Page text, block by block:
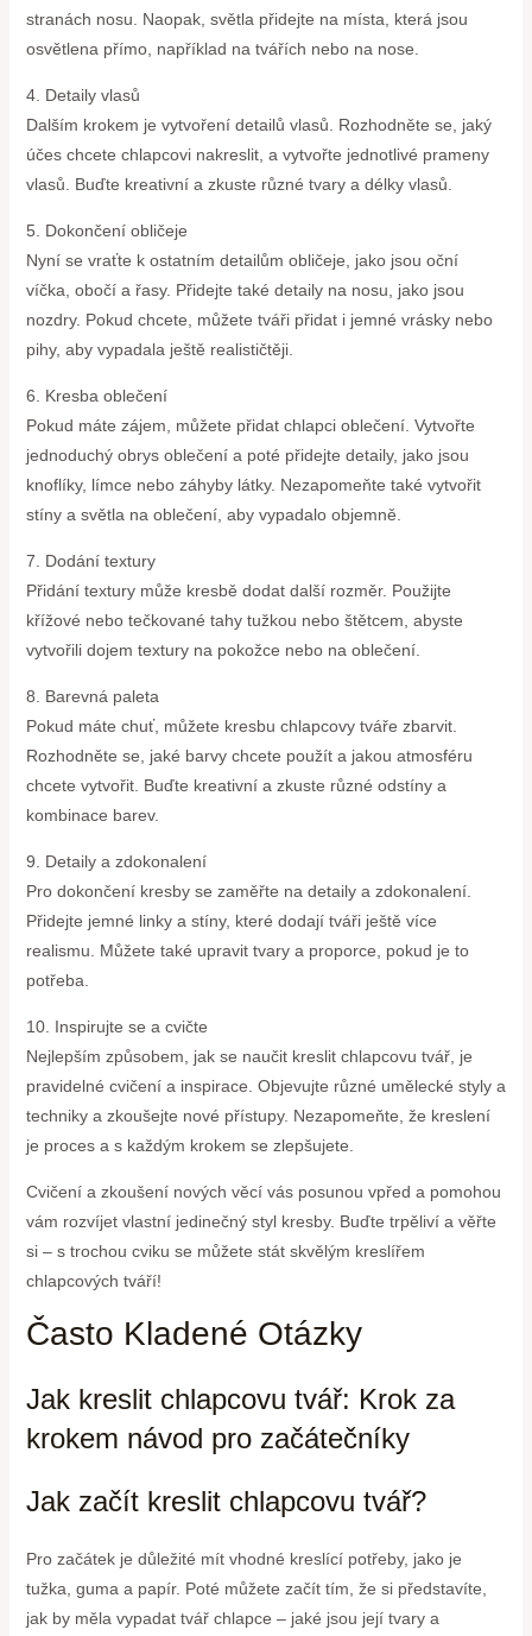
stranách nosu. Naopak, světla přidejte na místa, která jsou
osvětlena přímo, například na tvářích nebo na nose.
4. Detaily vlasů
Dalším krokem je vytvoření detailů vlasů. Rozhodněte se, jaký
účes chcete chlapcovi nakreslit, a vytvořte jednotlivé prameny
vlasů. Buďte kreativní a zkuste různé tvary a délky vlasů.
5. Dokončení obličeje
Nyní se vraťte k ostatním detailům obličeje, jako jsou oční
víčka, obočí a řasy. Přidejte také detaily na nosu, jako jsou
nozdry. Pokud chcete, můžete tváři přidat i jemné vrásky nebo
pihy, aby vypadala ještě realističtěji.
6. Kresba oblečení
Pokud máte zájem, můžete přidat chlapci oblečení. Vytvořte
jednoduchý obrys oblečení a poté přidejte detaily, jako jsou
knoflíky, límce nebo záhyby látky. Nezapomeňte také vytvořit
stíny a světla na oblečení, aby vypadalo objemně.
7. Dodání textury
Přidání textury může kresbě dodat další rozměr. Použijte
křížové nebo tečkované tahy tužkou nebo štětcem, abyste
vytvořili dojem textury na pokožce nebo na oblečení.
8. Barevná paleta
Pokud máte chuť, můžete kresbu chlapcovy tváře zbarvit.
Rozhodněte se, jaké barvy chcete použít a jakou atmosféru
chcete vytvořit. Buďte kreativní a zkuste různé odstíny a
kombinace barev.
9. Detaily a zdokonalení
Pro dokončení kresby se zaměřte na detaily a zdokonalení.
Přidejte jemné linky a stíny, které dodají tváři ještě více
realismu. Můžete také upravit tvary a proporce, pokud je to
potřeba.
10. Inspirujte se a cvičte
Nejlepším způsobem, jak se naučit kreslit chlapcovu tvář, je
pravidelné cvičení a inspirace. Objevujte různé umělecké styly a
techniky a zkoušejte nové přístupy. Nezapomeňte, že kreslení
je proces a s každým krokem se zlepšujete.
Cvičení a zkoušení nových věcí vás posunou vpřed a pomohou
vám rozvíjet vlastní jedinečný styl kresby. Buďte trpěliví a věřte
si – s trochou cviku se můžete stát skvělým kreslířem
chlapcových tváří!
Často Kladené Otázky
Jak kreslit chlapcovu tvář: Krok za
krokem návod pro začátečníky
Jak začít kreslit chlapcovu tvář?
Pro začátek je důležité mít vhodné kreslící potřeby, jako je
tužka, guma a papír. Poté můžete začít tím, že si představíte,
jak by měla vypadat tvář chlapce – jaké jsou její tvary a